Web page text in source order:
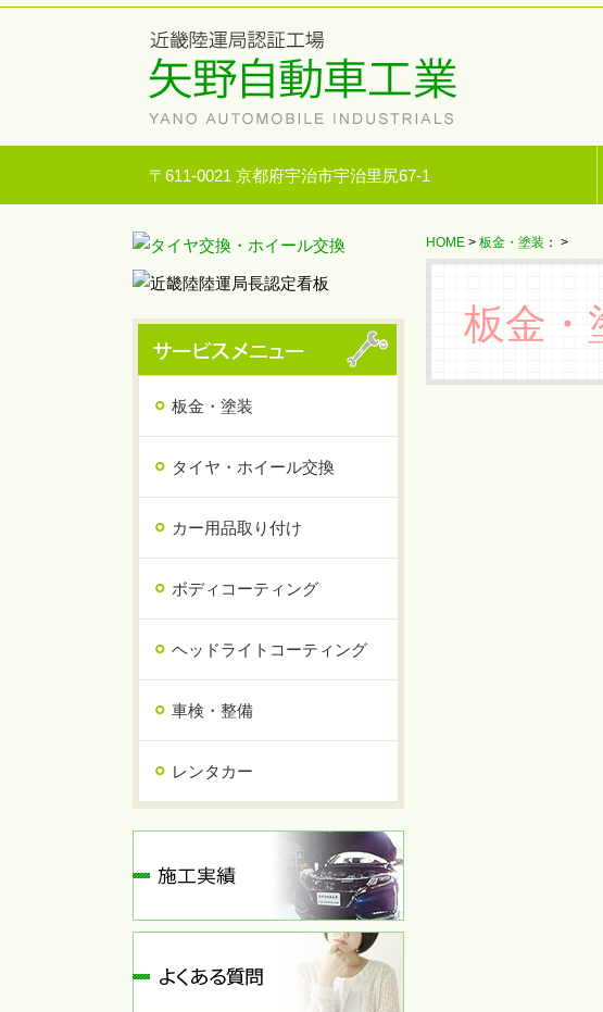
〒611-0021 京都府宇治市宇治里尻67-1
HOME > 板金・塗装 ： >
板金・
板金・塗装
タイヤ・ホイール交換
カー用品取り付け
ボディコーティング
ヘッドライトコーティング
車検・整備
レンタカー